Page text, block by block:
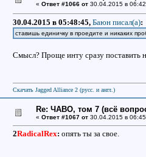
« Ответ #1066 от30.04.2015 в
30.04.2015 в 05:48:45, Баюн писал(a):
ставишь единичку в проедите и никаких
Смысл? Проще инту сразу поставить
Скачать Jagged Alliance 2 (русс. и англ.)
Re: ЧАВО, том 7 (всё
« Ответ #1067 от30.04.2015 в
2RadicalRex: опять ты за свое.